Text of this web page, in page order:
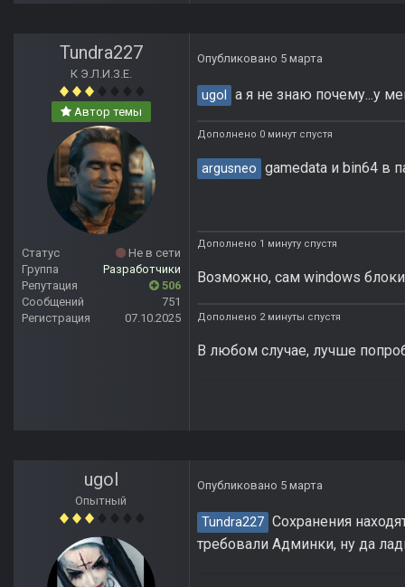
Tundra227
К Э.Л.И.З.Е.
Автор темы
Статус
Не в сети
Группа
Разработчики
Репутация
506
Сообщений
751
Регистрация
07.10.2025
Опубликовано 5 марта
ugol а я не знаю почему...у
Дополнено 0 минут спустя
argusneo gamedata и bin64 в
Дополнено 1 минуту спустя
Возможно, сам windows
Дополнено 2 минуты спустя
В любом случае, лучше
ugol
Опытный
Опубликовано 5 марта
Tundra227 Сохранения
требовали Админки, ну да